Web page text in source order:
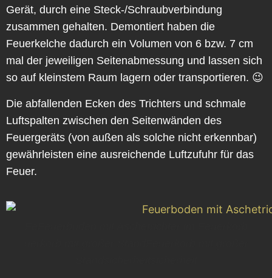
Gerät, durch eine Steck-/Schraubverbindung
zusammen gehalten. Demontiert haben die
Feuerkelche dadurch ein Volumen von 6 bzw. 7 cm
mal der jeweiligen Seitenabmessung und lassen sich
so auf kleinstem Raum lagern oder transportieren. 😉
Die abfallenden Ecken des Trichters und schmale
Luftspalten zwischen den Seitenwänden des
Feuergeräts (von außen als solche nicht erkennbar)
gewährleisten eine ausreichende Luftzufuhr für das
Feuer.